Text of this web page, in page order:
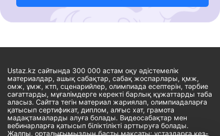
Ustaz.kz сайтында 300 000 астам оқу әдістемелік
материалдар, ашық сабақтар, сабақ жоспарлары, қмж,
омж, ұмж, ктп, сценарийлер, олимпиада есептерін, тәрбие
сағаттарды, мұғалімдерге керекті барлық құжаттарды таба
аласыз. Сайтта тегін материал жариялап, олимпиадаларға
қатысып сертификат, диплом, алғыс хат, грамота
мадақтамаларды алуға болады. Видеосабақтар мен
вебинарларға қатысып біліктілікті арттыруға болады.
Жалпы, орталығымыздың басты мақсаты: ұстаздарға кез-